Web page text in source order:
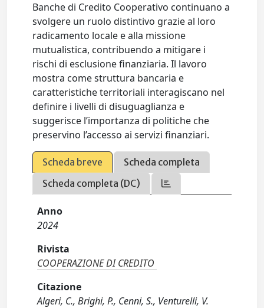
Banche di Credito Cooperativo continuano a
svolgere un ruolo distintivo grazie al loro
radicamento locale e alla missione
mutualistica, contribuendo a mitigare i
rischi di esclusione finanziaria. Il lavoro
mostra come struttura bancaria e
caratteristiche territoriali interagiscano nel
definire i livelli di disuguaglianza e
suggerisce l’importanza di politiche che
preservino l’accesso ai servizi finanziari.
Scheda breve
Scheda completa
Scheda completa (DC)
Anno
2024
Rivista
COOPERAZIONE DI CREDITO
Citazione
Algeri, C., Brighi, P., Cenni, S., Venturelli, V.